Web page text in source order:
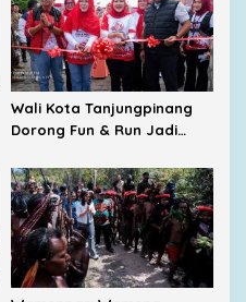
Wali Kota Tanjungpinang
Dorong Fun & Run Jadi